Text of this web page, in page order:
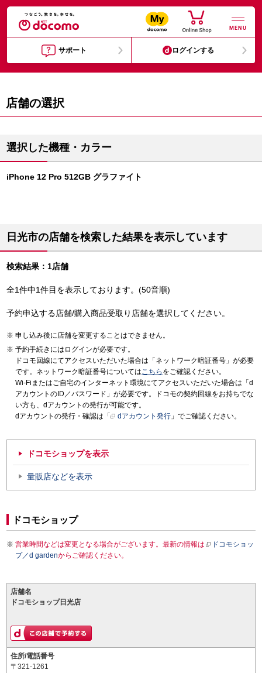
MENU
サポート ログインする
店舗の選択
選択した機種・カラー
iPhone 12 Pro 512GB グラファイト
日光市の店舗を検索した結果を表示しています
検索結果：1店舗
全1件中1件目を表示しております。(50音順)
予約申込する店舗/購入商品受取り店舗を選択してください。
申し込み後に店舗を変更することはできません。
予約手続きにはログインが必要です。
ドコモ回線にてアクセスいただいた場合は「ネットワーク暗証番号」が必要
です。ネットワーク暗証番号についてはこちら をご確認ください。
Wi-Fiまたはご自宅のインターネット環境にてアクセスいただいた場合は「d
アカウントのID／パスワード」が必要です。ドコモの契約回線をお持ちでな
い方も、dアカウントの発行が可能です。
dアカウントの発行・確認は「
dアカウント発行 」でご確認ください。
ドコモショップを表示
量販店などを表示
ドコモショップ
営業時間などは変更となる場合がございます。最新の情報は
ドコモショッ
プ／d gardenからご確認ください。
店舗名
ドコモショップ日光店
住所/電話番号
〒321-1261